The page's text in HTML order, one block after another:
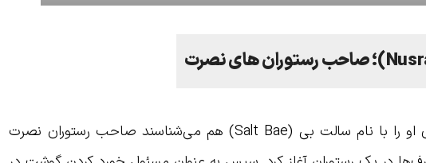
)؛ صاحب رستوران های نصرت
نصرت گوگچه (Nusrat Goğç) که بسیاری او را با نام سالت بی (Salt Bae) هم می‌شناسند صاحب رستوران نصرت